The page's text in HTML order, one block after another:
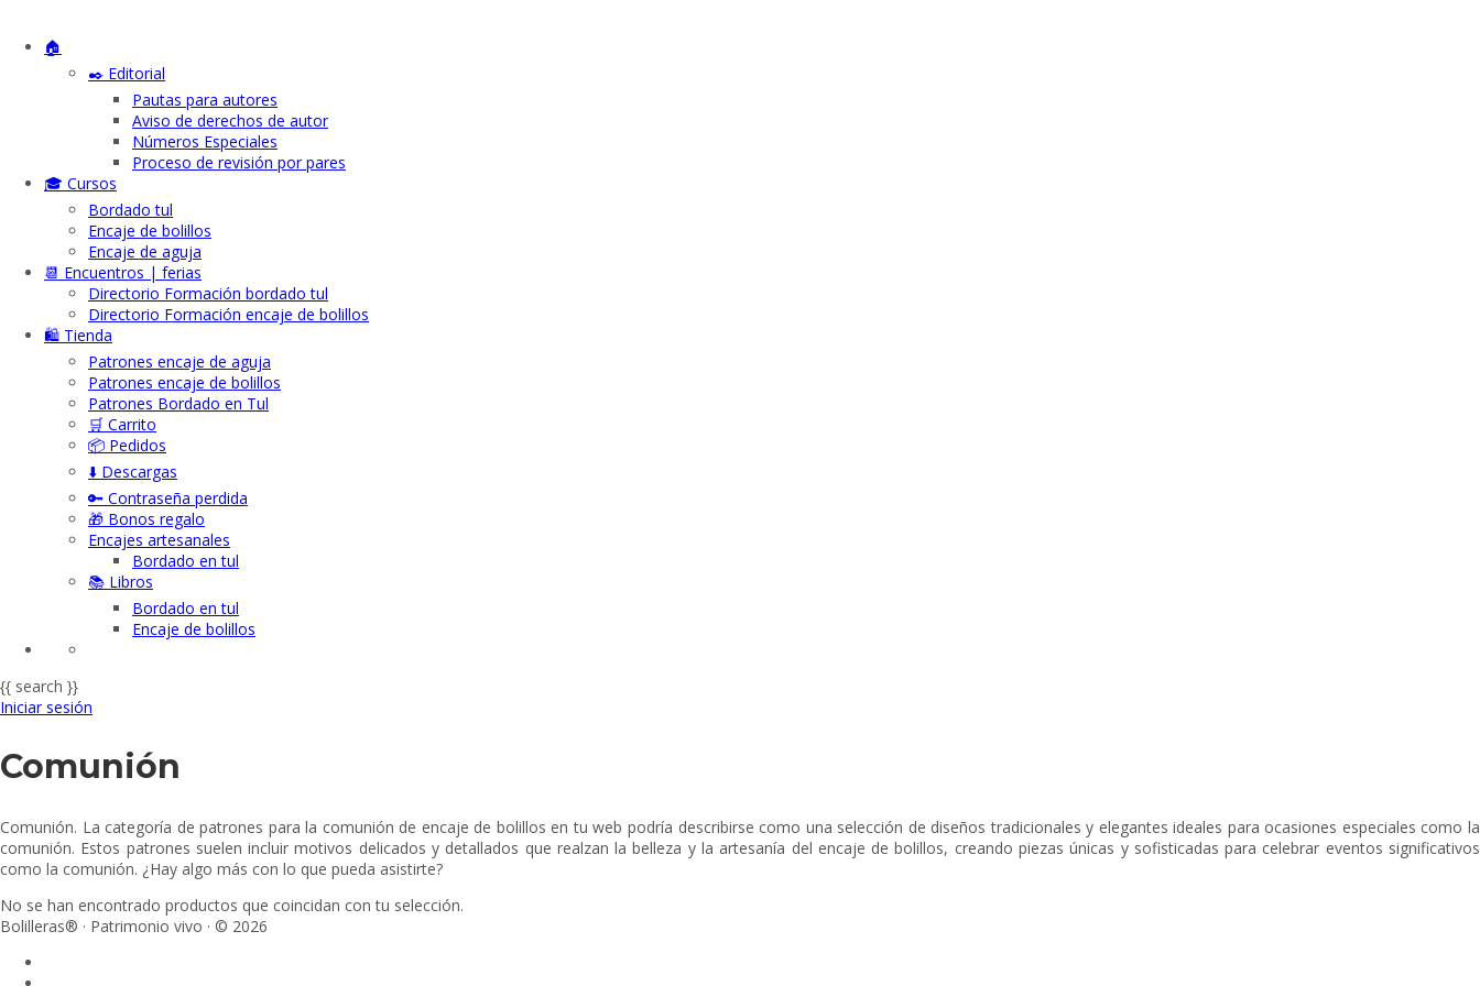
🏠
✒️ Editorial
Pautas para autores
Aviso de derechos de autor
Números Especiales
Proceso de revisión por pares
🎓 Cursos
Bordado tul
Encaje de bolillos
Encaje de aguja
📆 Encuentros | ferias
Directorio Formación bordado tul
Directorio Formación encaje de bolillos
🛍️ Tienda
Patrones encaje de aguja
Patrones encaje de bolillos
Patrones Bordado en Tul
🛒 Carrito
📦 Pedidos
⬇️ Descargas
🔑 Contraseña perdida
🎁 Bonos regalo
Encajes artesanales
Bordado en tul
📚 Libros
Bordado en tul
Encaje de bolillos
{{ search }}
Iniciar sesión
Comunión
Comunión. La categoría de patrones para la comunión de encaje de bolillos en tu web podría describirse como una selección de diseños tradicionales y elegantes ideales para ocasiones especiales como la
comunión. Estos patrones suelen incluir motivos delicados y detallados que realzan la belleza y la artesanía del encaje de bolillos, creando piezas únicas y sofisticadas para celebrar eventos significativos
como la comunión. ¿Hay algo más con lo que pueda asistirte?
No se han encontrado productos que coincidan con tu selección.
Bolilleras® · Patrimonio vivo · © 2026